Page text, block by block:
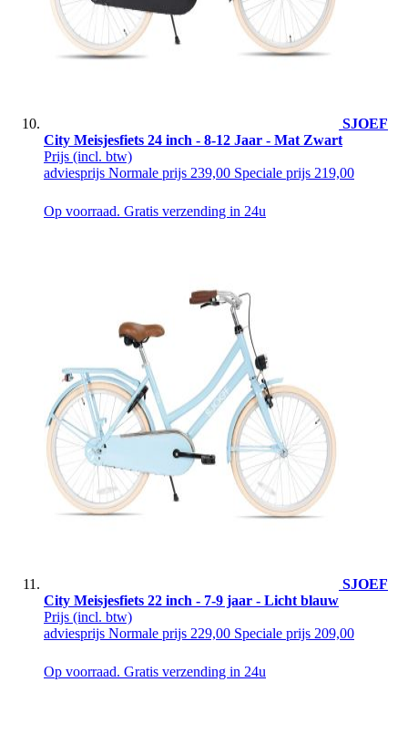
SJOEF
City Meisjesfiets 24 inch - 8-12 Jaar - Mat Zwart
Prijs (incl. btw)
adviesprijs Normale prijs 239,00 Speciale prijs 219,00
Op voorraad. Gratis verzending in 24u
SJOEF
City Meisjesfiets 22 inch - 7-9 jaar - Licht blauw
Prijs (incl. btw)
adviesprijs Normale prijs 229,00 Speciale prijs 209,00
Op voorraad. Gratis verzending in 24u